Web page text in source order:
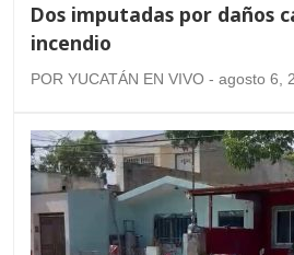
Dos imputadas por daños
incendio
POR YUCATÁN EN VIVO - agosto 6,